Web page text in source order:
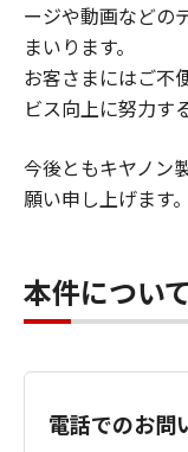
ージや動画などの
まいります。
お客さまにはご不
ビス向上に努力す
今後ともキヤノン
願い申し上げます。
本件につい
電話でのお問